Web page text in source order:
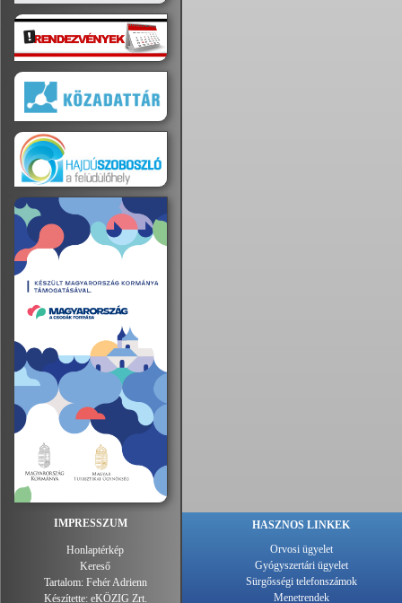
IMPRESSZUM
Honlaptérkép
Kereső
Tartalom: Fehér Adrienn
Készítette: eKÖZIG Zrt.
HASZNOS LINKEK
Orvosi ügyelet
Gyógyszertári ügyelet
Sürgősségi telefonszámok
Menetrendek